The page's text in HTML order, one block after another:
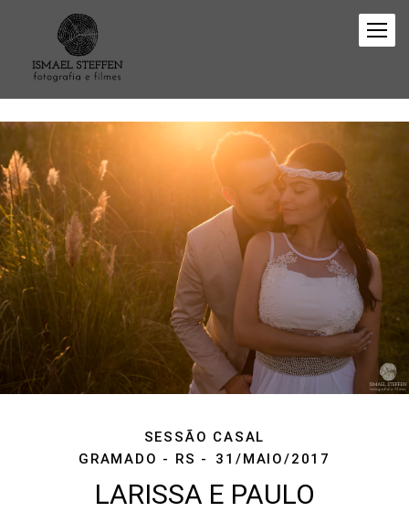
SESSÃO CASAL
GRAMADO - RS
31/MAIO/2017
LARISSA E PAULO